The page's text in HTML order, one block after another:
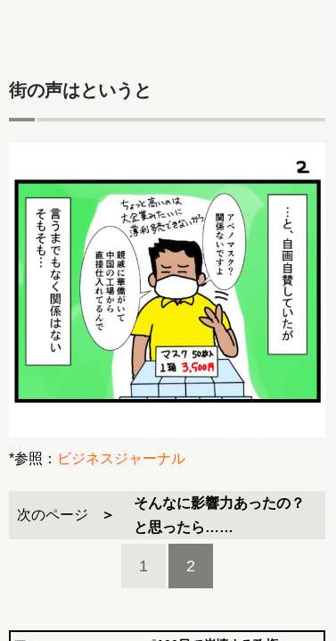
街の声はというと
*参照： ビジネスジャーナル
次のページ
そんなに影響力あったの？
と思ったら……
1 2